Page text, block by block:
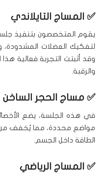
✅ المساج التايلاندي
يقوم المتخصصون بتنفيذ
لتفكيك العضلات
وقد أثبتت التجربة فعالية
والرقبة.
✅ مساج الحجر الساخن
في هذه الجلسة، يضع
مواضع محددة، مما يُخفف من
الطاقة داخل الجسم.
✅ المساج الرياضي